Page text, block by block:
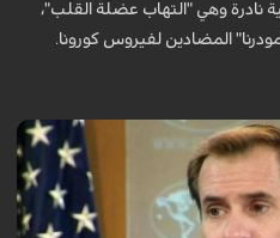
نادرة وهي "التهاب عضلة القلب"،
المضادين لفيروس كورونا.